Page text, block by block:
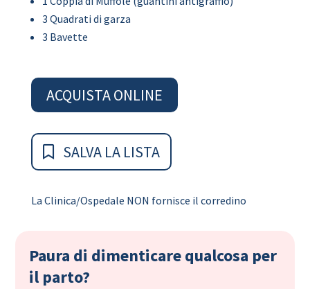
3 Quadrati di garza
3 Bavette
ACQUISTA ONLINE
SALVA LA LISTA
La Clinica/Ospedale NON fornisce il corredino
Paura di dimenticare qualcosa per
il parto?